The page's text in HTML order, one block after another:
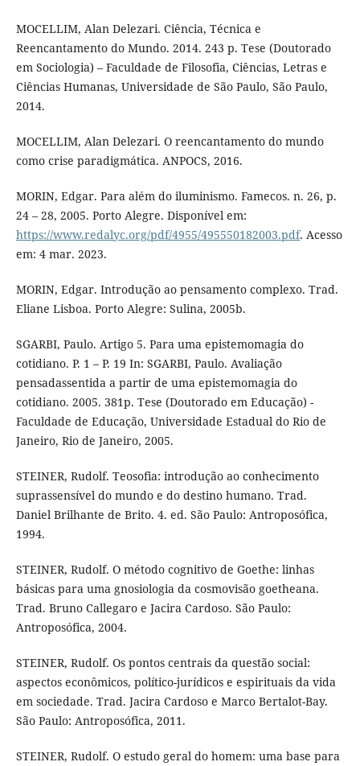
MOCELLIM, Alan Delezari. Ciência, Técnica e
Reencantamento do Mundo. 2014. 243 p. Tese (Doutorado
em Sociologia) – Faculdade de Filosofia, Ciências, Letras e
Ciências Humanas, Universidade de São Paulo, São Paulo,
2014.
MOCELLIM, Alan Delezari. O reencantamento do mundo
como crise paradigmática. ANPOCS, 2016.
MORIN, Edgar. Para além do iluminismo. Famecos. n. 26, p.
24 – 28, 2005. Porto Alegre. Disponível em:
https://www.redalyc.org/pdf/4955/495550182003.pdf. Acesso
em: 4 mar. 2023.
MORIN, Edgar. Introdução ao pensamento complexo. Trad.
Eliane Lisboa. Porto Alegre: Sulina, 2005b.
SGARBI, Paulo. Artigo 5. Para uma epistemomagia do
cotidiano. P. 1 – P. 19 In: SGARBI, Paulo. Avaliação
pensadassentida a partir de uma epistemomagia do
cotidiano. 2005. 381p. Tese (Doutorado em Educação) -
Faculdade de Educação, Universidade Estadual do Rio de
Janeiro, Rio de Janeiro, 2005.
STEINER, Rudolf. Teosofia: introdução ao conhecimento
suprassensível do mundo e do destino humano. Trad.
Daniel Brilhante de Brito. 4. ed. São Paulo: Antroposófica,
1994.
STEINER, Rudolf. O método cognitivo de Goethe: linhas
básicas para uma gnosiologia da cosmovisão goetheana.
Trad. Bruno Callegaro e Jacira Cardoso. São Paulo:
Antroposófica, 2004.
STEINER, Rudolf. Os pontos centrais da questão social:
aspectos econômicos, político-jurídicos e espirituais da vida
em sociedade. Trad. Jacira Cardoso e Marco Bertalot-Bay.
São Paulo: Antroposófica, 2011.
STEINER, Rudolf. O estudo geral do homem: uma base para